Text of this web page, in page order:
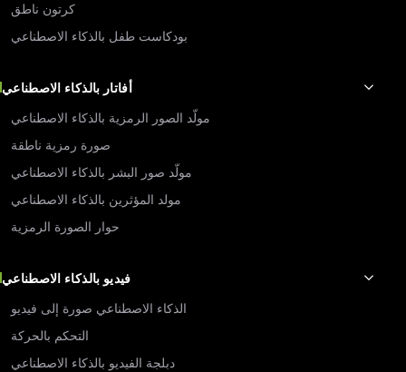
كرتون ناطق
بودكاست طفل بالذكاء الاصطناعي
أفاتار بالذكاء الاصطناعي
مولّد الصور الرمزية بالذكاء الاصطناعي
صورة رمزية ناطقة
مولّد صور البشر بالذكاء الاصطناعي
مولد المؤثرين بالذكاء الاصطناعي
حوار الصورة الرمزية
فيديو بالذكاء الاصطناعي
الذكاء الاصطناعي صورة إلى فيديو
التحكم بالحركة
دبلجة الفيديو بالذكاء الاصطناعي